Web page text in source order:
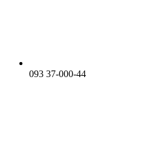
093 37-000-44